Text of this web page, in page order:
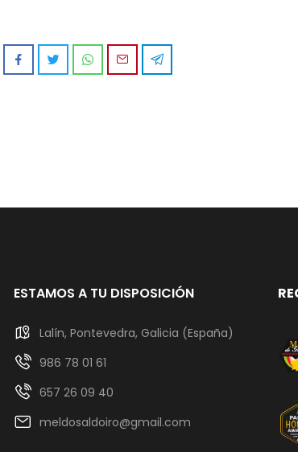
ESTAMOS A TU DISPOSICIÓN
Lalín, Pontevedra, Galicia (España)
986 78 01 61
657 26 09 40
meldosaldoiro@gmail.com